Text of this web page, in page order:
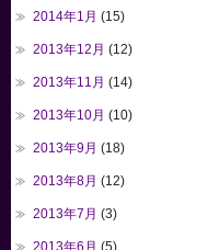
2014年1月 (15)
2013年12月 (12)
2013年11月 (14)
2013年10月 (10)
2013年9月 (18)
2013年8月 (12)
2013年7月 (3)
2013年6月 (5)